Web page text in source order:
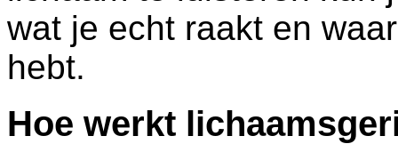
wat je echt raakt en
hebt.
Hoe werkt